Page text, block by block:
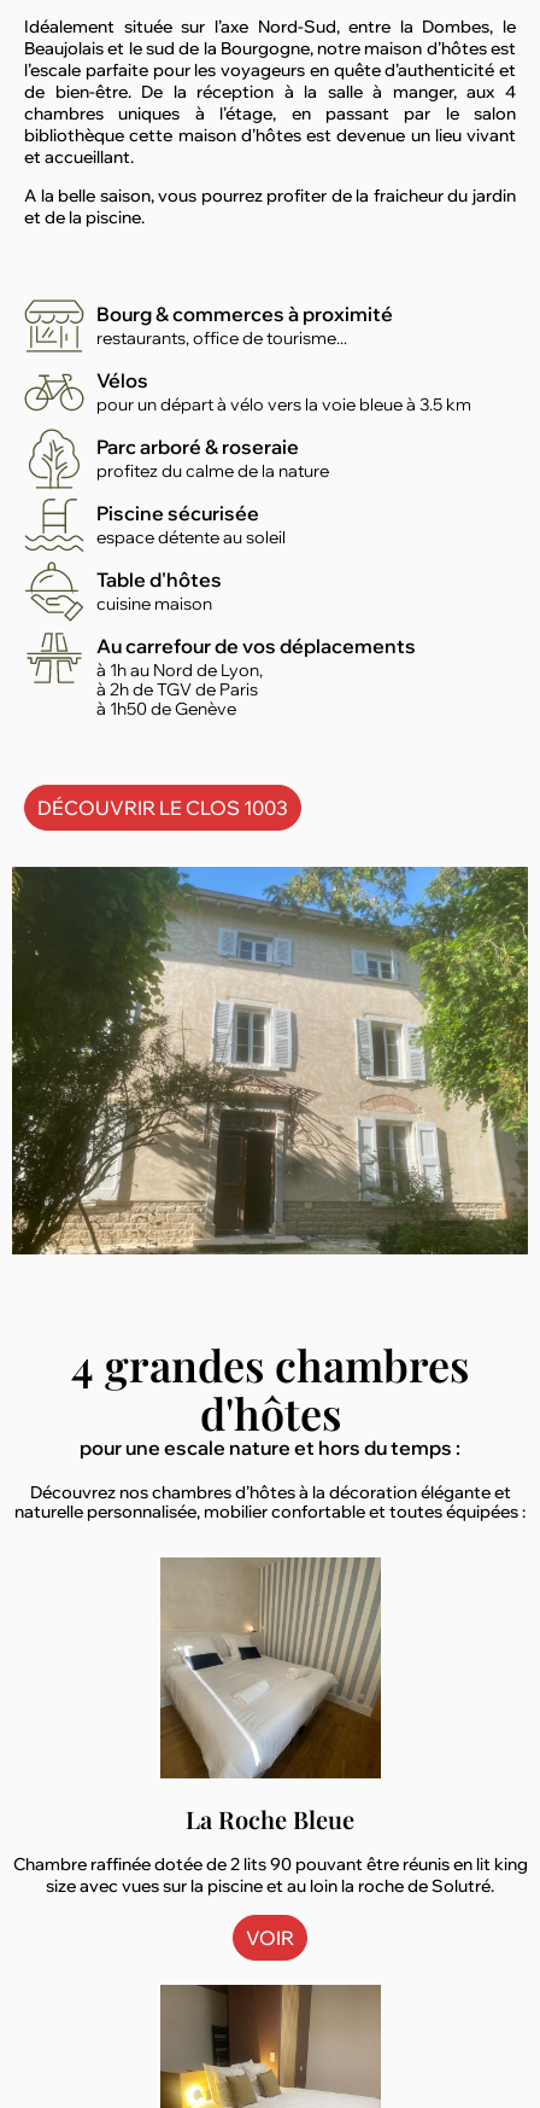
Idéalement située sur l’axe Nord-Sud, entre la Dombes, le
Beaujolais et le sud de la Bourgogne, notre maison d’hôtes est
l’escale parfaite pour les voyageurs en quête d’authenticité et
de bien-être. De la réception à la salle à manger, aux 4
chambres uniques à l’étage, en passant par le salon
bibliothèque cette maison d’hôtes est devenue un lieu vivant
et accueillant.
A la belle saison, vous pourrez profiter de la fraicheur du jardin
et de la piscine.
Bourg & commerces à proximité
restaurants, office de tourisme...
Vélos
pour un départ à vélo vers la voie bleue à 3.5 km
Parc arboré & roseraie
profitez du calme de la nature
Piscine sécurisée
espace détente au soleil
Table d'hôtes
cuisine maison
Au carrefour de vos déplacements
à 1h au Nord de Lyon,
à 2h de TGV de Paris
à 1h50 de Genève
DÉCOUVRIR LE CLOS 1003
4 grandes chambres
d'hôtes
pour une escale nature et hors du temps :
Découvrez nos chambres d’hôtes à la décoration élégante et
naturelle personnalisée, mobilier confortable et toutes équipées :
La Roche Bleue
Chambre raffinée dotée de 2 lits 90 pouvant être réunis en lit king
size avec vues sur la piscine et au loin la roche de Solutré.
VOIR